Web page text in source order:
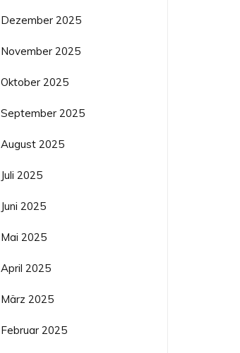
Dezember 2025
November 2025
Oktober 2025
September 2025
August 2025
Juli 2025
Juni 2025
Mai 2025
April 2025
März 2025
Februar 2025